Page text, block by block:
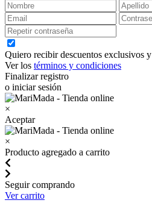
Quiero recibir descuentos exclusivos
Ver los términos y condiciones
Finalizar registro
o iniciar sesión
×
Aceptar
×
Producto agregado a carrito
Seguir comprando
Ver carrito